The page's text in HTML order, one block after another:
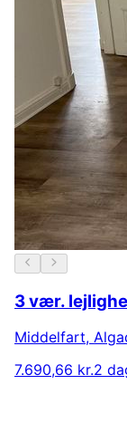
3 vær.
Middelfart,
7.690,66 kr.2